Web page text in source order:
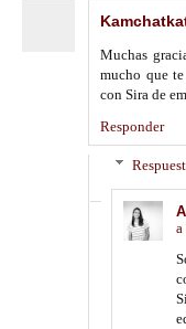
Muchas
mucho que
con Sira de
Responder
a